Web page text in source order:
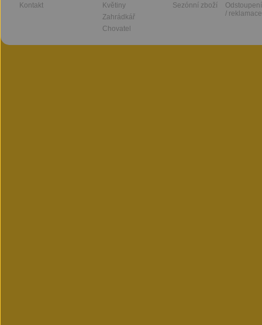
Kontakt
Květiny
Zahrádkář
Chovatel
Sezónní zboží
/ reklamace